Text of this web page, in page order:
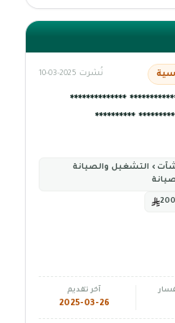
نُشرت 2025-03-10
**************
****************
› التشغيل والصيانة
آخر تقديم
2025-03-26